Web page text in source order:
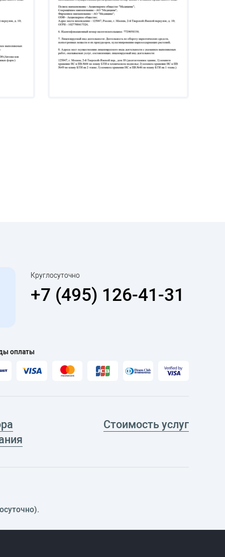
Круглосуточно
+7 (495) 126-41-31
оплаты
Стоимость услуг